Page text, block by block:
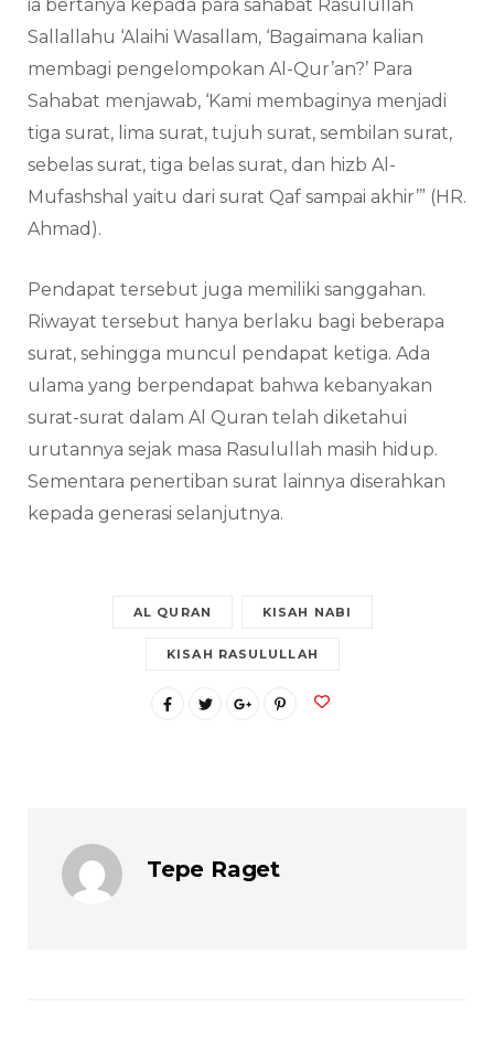
ia bertanya kepada para sahabat Rasulullah
Sallallahu ‘Alaihi Wasallam, ‘Bagaimana kalian
membagi pengelompokan Al-Qur’an?’ Para
Sahabat menjawab, ‘Kami membaginya menjadi
tiga surat, lima surat, tujuh surat, sembilan surat,
sebelas surat, tiga belas surat, dan hizb Al-
Mufashshal yaitu dari surat Qaf sampai akhir’” (HR.
Ahmad).
Pendapat tersebut juga memiliki sanggahan.
Riwayat tersebut hanya berlaku bagi beberapa
surat, sehingga muncul pendapat ketiga. Ada
ulama yang berpendapat bahwa kebanyakan
surat-surat dalam Al Quran telah diketahui
urutannya sejak masa Rasulullah masih hidup.
Sementara penertiban surat lainnya diserahkan
kepada generasi selanjutnya.
AL QURAN KISAH NABI
KISAH RASULULLAH
Tepe Raget